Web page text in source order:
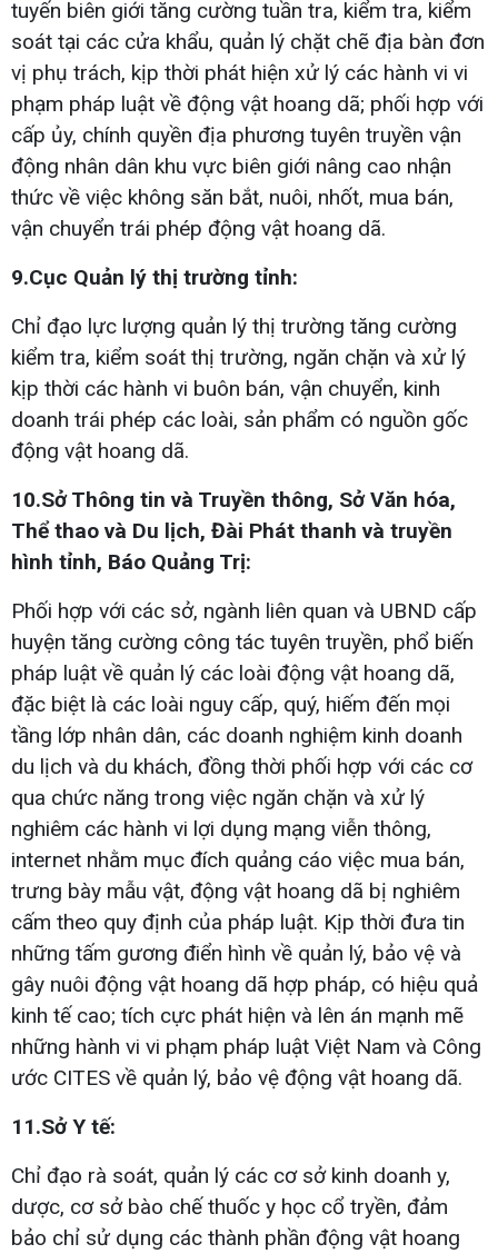
tuyến biên giới tăng cường tuần tra, kiểm tra, kiểm
soát tại các cửa khẩu, quản lý chặt chẽ địa bàn đơn
vị phụ trách, kịp thời phát hiện xử lý các hành vi vi
phạm pháp luật về động vật hoang dã; phối hợp với
cấp ủy, chính quyền địa phương tuyên truyền vận
động nhân dân khu vực biên giới nâng cao nhận
thức về việc không săn bắt, nuôi, nhốt, mua bán,
vận chuyển trái phép động vật hoang dã.
9.Cục Quản lý thị trường tỉnh:
Chỉ đạo lực lượng quản lý thị trường tăng cường
kiểm tra, kiểm soát thị trường, ngăn chặn và xử lý
kịp thời các hành vi buôn bán, vận chuyển, kinh
doanh trái phép các loài, sản phẩm có nguồn gốc
động vật hoang dã.
10.Sở Thông tin và Truyền thông, Sở Văn hóa,
Thể thao và Du lịch, Đài Phát thanh và truyền
hình tỉnh, Báo Quảng Trị:
Phối hợp với các sở, ngành liên quan và UBND cấp
huyện tăng cường công tác tuyên truyền, phổ biến
pháp luật về quản lý các loài động vật hoang dã,
đặc biệt là các loài nguy cấp, quý, hiếm đến mọi
tầng lớp nhân dân, các doanh nghiệm kinh doanh
du lịch và du khách, đồng thời phối hợp với các cơ
qua chức năng trong việc ngăn chặn và xử lý
nghiêm các hành vi lợi dụng mạng viễn thông,
internet nhằm mục đích quảng cáo việc mua bán,
trưng bày mẫu vật, động vật hoang dã bị nghiêm
cấm theo quy định của pháp luật. Kịp thời đưa tin
những tấm gương điển hình về quản lý, bảo vệ và
gây nuôi động vật hoang dã hợp pháp, có hiệu quả
kinh tế cao; tích cực phát hiện và lên án mạnh mẽ
những hành vi vi phạm pháp luật Việt Nam và Công
ước CITES về quản lý, bảo vệ động vật hoang dã.
11.Sở Y tế:
Chỉ đạo rà soát, quản lý các cơ sở kinh doanh y,
dược, cơ sở bào chế thuốc y học cổ tryền, đảm
bảo chỉ sử dụng các thành phần động vật hoang